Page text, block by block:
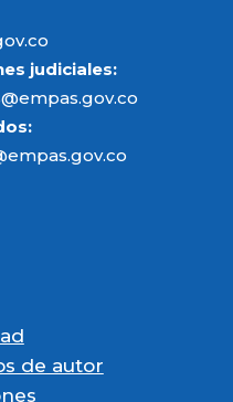
judiciales:
de autor